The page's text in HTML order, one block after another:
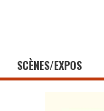
SCÈNES/EXPOS